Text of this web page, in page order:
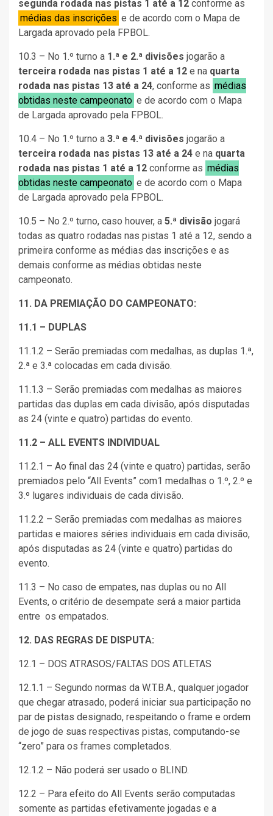
segunda rodada nas pistas 1 até a 12 conforme as
médias das inscrições e de acordo com o Mapa de
Largada aprovado pela FPBOL.
10.3 – No 1.º turno a 1.ª e 2.ª divisões jogarão a
terceira rodada nas pistas 1 até a 12 e na quarta
rodada nas pistas 13 até a 24, conforme as médias
obtidas neste campeonato e de acordo com o Mapa
de Largada aprovado pela FPBOL.
10.4 – No 1.º turno a 3.ª e 4.ª divisões jogarão a
terceira rodada nas pistas 13 até a 24 e na quarta
rodada nas pistas 1 até a 12 conforme as médias
obtidas neste campeonato e de acordo com o Mapa
de Largada aprovado pela FPBOL.
10.5 – No 2.º turno, caso houver, a 5.ª divisão jogará
todas as quatro rodadas nas pistas 1 até a 12, sendo a
primeira conforme as médias das inscrições e as
demais conforme as médias obtidas neste
campeonato.
11. DA PREMIAÇÃO DO CAMPEONATO:
11.1 – DUPLAS
11.1.2 – Serão premiadas com medalhas, as duplas 1.ª,
2.ª e 3.ª colocadas em cada divisão.
11.1.3 – Serão premiadas com medalhas as maiores
partidas das duplas em cada divisão, após disputadas
as 24 (vinte e quatro) partidas do evento.
11.2 – ALL EVENTS INDIVIDUAL
11.2.1 – Ao final das 24 (vinte e quatro) partidas, serão
premiados pelo “All Events” com1 medalhas o 1.º, 2.º e
3.º lugares individuais de cada divisão.
11.2.2 – Serão premiadas com medalhas as maiores
partidas e maiores séries individuais em cada divisão,
após disputadas as 24 (vinte e quatro) partidas do
evento.
11.3 – No caso de empates, nas duplas ou no All
Events, o critério de desempate será a maior partida
entre os empatados.
12. DAS REGRAS DE DISPUTA:
12.1 – DOS ATRASOS/FALTAS DOS ATLETAS
12.1.1 – Segundo normas da W.T.B.A., qualquer jogador
que chegar atrasado, poderá iniciar sua participação no
par de pistas designado, respeitando o frame e ordem
de jogo de suas respectivas pistas, computando-se
“zero” para os frames completados.
12.1.2 – Não poderá ser usado o BLIND.
12.2 – Para efeito do All Events serão computadas
somente as partidas efetivamente jogadas e a